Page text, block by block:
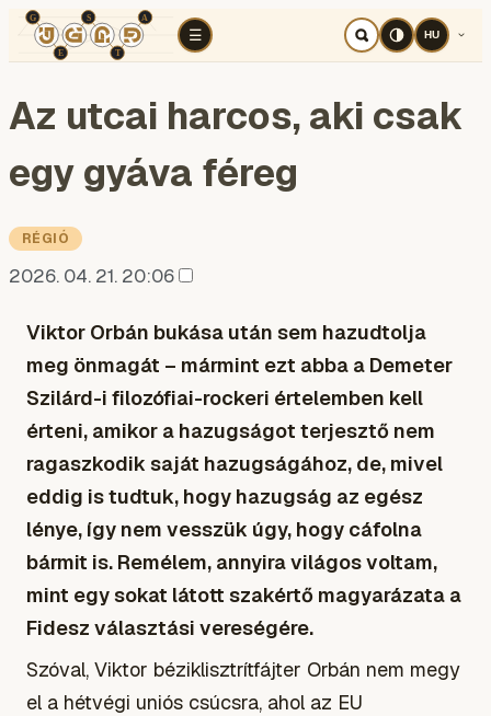
☰
TÉR KOGNITÍV HÁBORÚ
HU
Az utcai harcos, aki csak
egy gyáva féreg
RÉGIÓ
2026. 04. 21. 20:06
Viktor Orbán bukása után sem hazudtolja
meg önmagát – mármint ezt abba a Demeter
Szilárd-i filozófiai-rockeri értelemben kell
érteni, amikor a hazugságot terjesztő nem
ragaszkodik saját hazugságához, de, mivel
eddig is tudtuk, hogy hazugság az egész
lénye, így nem vesszük úgy, hogy cáfolna
bármit is. Remélem, annyira világos voltam,
mint egy sokat látott szakértő magyarázata a
Fidesz választási vereségére.
Szóval, Viktor béziklisztrítfájter Orbán nem megy
el a hétvégi uniós csúcsra, ahol az EU